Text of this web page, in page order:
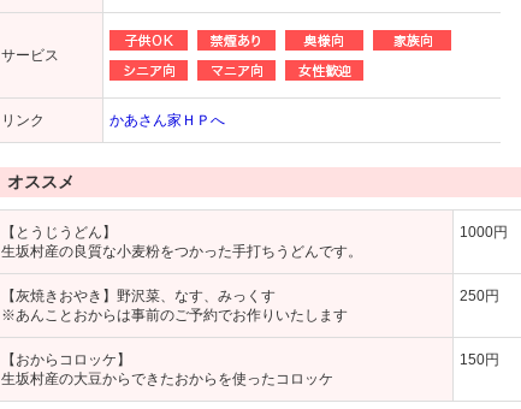
サービス
リンク かあさん家ＨＰへ
オススメ
【とうじうどん】
生坂村産の良質な小麦粉をつかった手打ちうどんです。
1000円
【灰焼きおやき】野沢菜、なす、みっくす
※あんことおからは事前のご予約でお作りいたします
250円
【おからコロッケ】
生坂村産の大豆からできたおからを使ったコロッケ
150円